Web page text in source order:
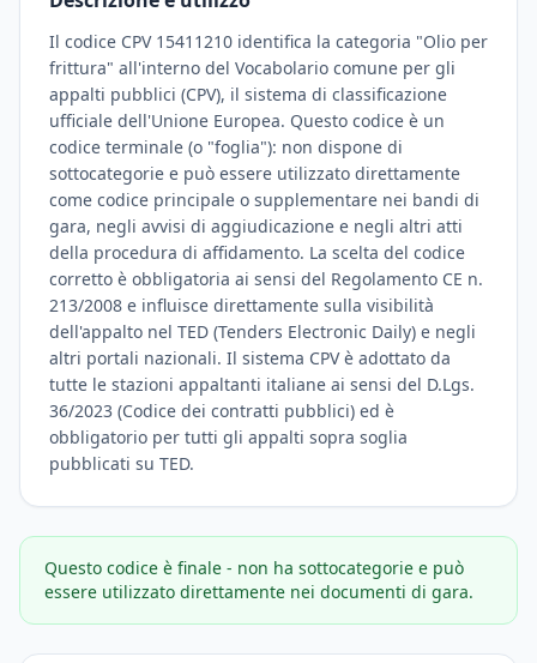
Il codice CPV 15411210 identifica la categoria "Olio per
frittura" all'interno del Vocabolario comune per gli
appalti pubblici (CPV), il sistema di classificazione
ufficiale dell'Unione Europea. Questo codice è un
codice terminale (o "foglia"): non dispone di
sottocategorie e può essere utilizzato direttamente
come codice principale o supplementare nei bandi di
gara, negli avvisi di aggiudicazione e negli altri atti
della procedura di affidamento. La scelta del codice
corretto è obbligatoria ai sensi del Regolamento CE n.
213/2008 e influisce direttamente sulla visibilità
dell'appalto nel TED (Tenders Electronic Daily) e negli
altri portali nazionali. Il sistema CPV è adottato da
tutte le stazioni appaltanti italiane ai sensi del D.Lgs.
36/2023 (Codice dei contratti pubblici) ed è
obbligatorio per tutti gli appalti sopra soglia
pubblicati su TED.
Questo codice è finale - non ha sottocategorie e può
essere utilizzato direttamente nei documenti di gara.